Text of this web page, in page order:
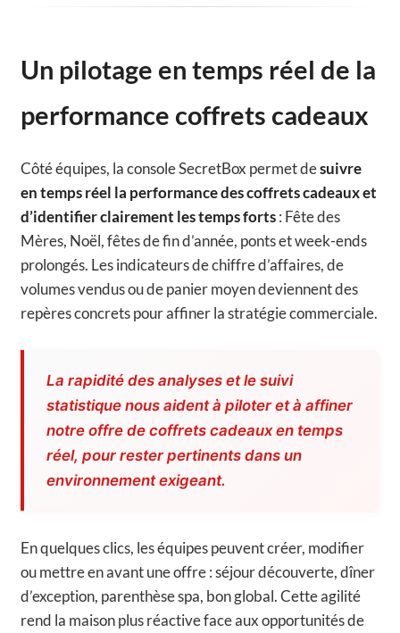
Un pilotage en temps réel de la
performance coffrets cadeaux
Côté équipes, la console SecretBox permet desuivre
en temps réel la performance des coffrets cadeaux et
d’identifier clairement les temps forts: Fête des
Mères, Noël, fêtes de fin d’année, ponts et week-ends
prolongés. Les indicateurs de chiffre d’affaires, de
volumes vendus ou de panier moyen deviennent des
repères concrets pour affiner la stratégie commerciale.
La rapidité des analyses et le suivi
statistique nous aident à piloter et à affiner
notre offre de coffrets cadeaux en temps
réel, pour rester pertinents dans un
environnement exigeant.
En quelques clics, les équipes peuvent créer, modifier
ou mettre en avant une offre : séjour découverte, dîner
d’exception, parenthèse spa, bon global. Cette agilité
rend la maison plus réactive face aux opportunités de